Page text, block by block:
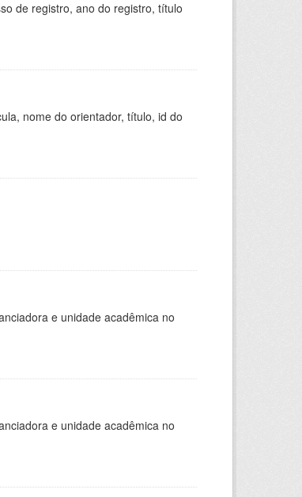
de registro, ano do registro, título
nome do orientador, título, id do
e unidade acadêmica no
e unidade acadêmica no